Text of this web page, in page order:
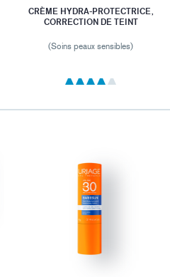
CRÈME HYDRA-PROTECTRICE,
CORRECTION DE TEINT
(Soins peaux sensibles)